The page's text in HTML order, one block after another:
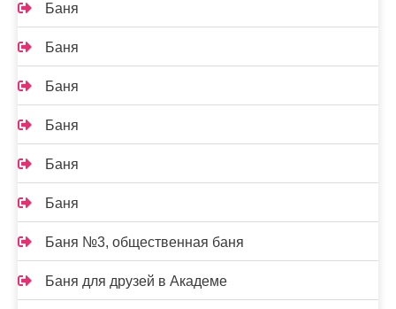
Баня
Баня
Баня
Баня
Баня
Баня
Баня №3, общественная баня
Баня для друзей в Академе